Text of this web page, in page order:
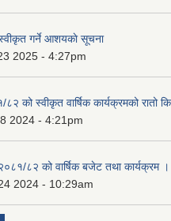
गर्ने आशयकाे सूचना
2025 - 4:27pm
को स्वीकृत वार्षिक कार्यक्रमको रातो
2024 - 4:21pm
८२ को वार्षिक बजेट तथा कार्यक्रम ।
2024 - 10:29am